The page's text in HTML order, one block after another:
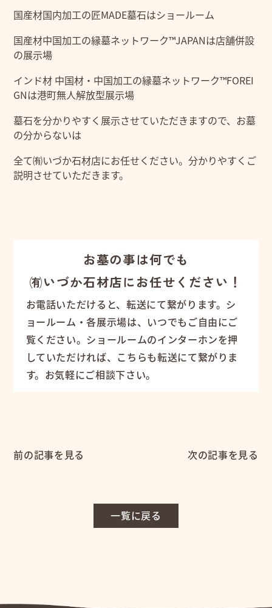
国産材国内加工の匠MADE墓石はショールーム
国産材中国加工の縁墓ネットワーク™JAPANは店舗併設
の展示場
インド材 中国材・中国加工の縁墓ネットワーク™FOREI
GNは港町無人解放型展示場
墓石を分かりやすく展示させていただきますので、お墓
の分からないは
全て㈲いづか石材店にお任せください。分かりやすくご
説明させていただきます。
お墓の事は何でも
㈲いづか石材店にお任せください！
お電話いただけると、転送にて繋がります。シ
ョールーム・各展示場は、いつでもご自由にご
覧ください。ショールームのインターホンを押
していただければ、こちらも転送にて繋がりま
す。お気軽にご相談下さい。
前の記事を見る
一覧に戻る
次の記事を見る